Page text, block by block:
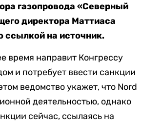
газопровода «Северный
директора Маттиаса
ссылкой на источник.
время направит Конгрессу
и потребует ввести санкции
ведомство укажет, что Nord
деятельностью, однако
сейчас, ссылаясь на